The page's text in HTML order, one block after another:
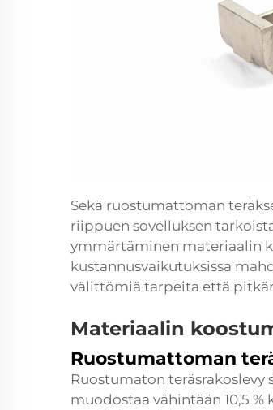
Sekä ruostumattoman
riippuen sovelluksen
ymmärtäminen materiaalin
kustannusvaikutuksissa
välittömiä tarpeita että
Materiaalin
Ruostumattoman
Ruostumaton teräsrakoslevy
muodostaa vähintään 10,5